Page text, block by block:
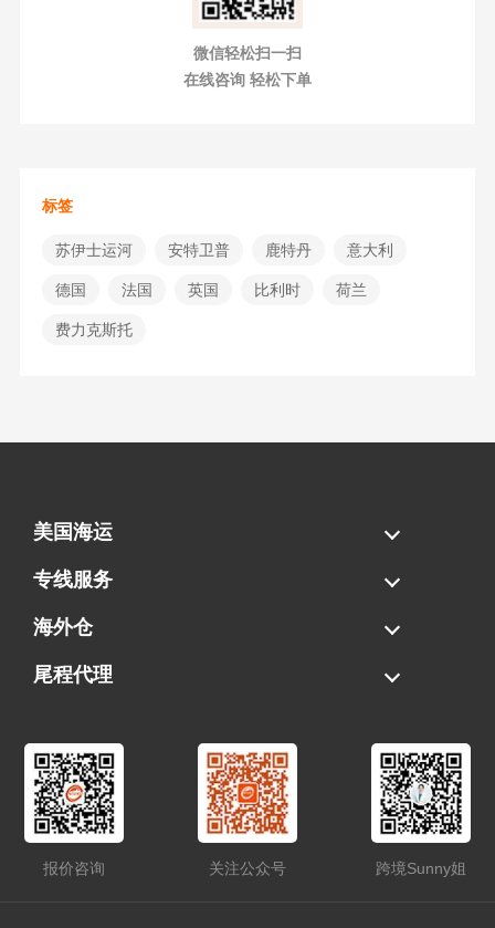
微信轻松扫一扫
在线咨询 轻松下单
标签
苏伊士运河 安特卫普 鹿特丹 意大利
德国 法国 英国 比利时 荷兰
费力克斯托
美国海运
海运拼柜
海运整柜
美国海卡
加拿大海运
专线服务
FBA专线直送
超大件专线
AWD专线
电池专线
海外仓
一件代发
FBA中转
贴标换标
拆柜/存储
尾程代理
报价咨询 关注公众号 跨境Sunny姐